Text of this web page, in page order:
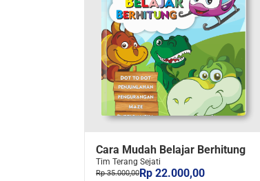
Cara Mudah Belajar Berhitung
Tim Terang Sejati
Rp 35.000,00Rp 22.000,00